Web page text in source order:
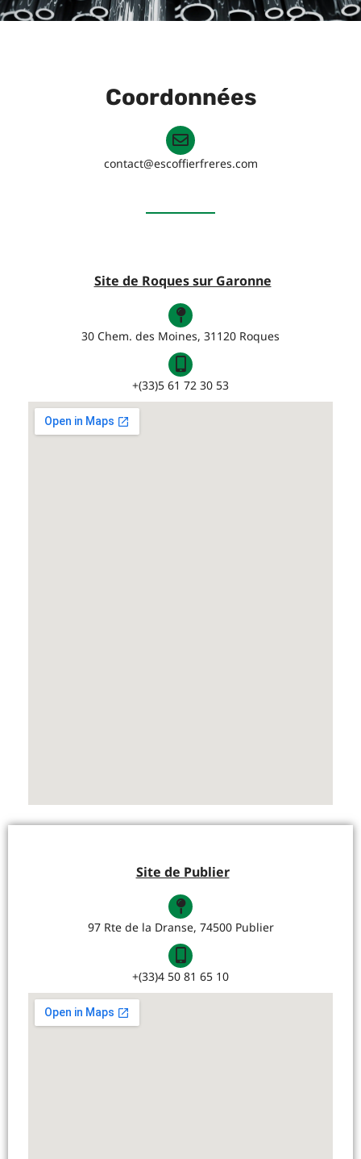
Coordonnées
contact@escoffierfreres.com
Site de Roques sur Garonne
30 Chem. des Moines, 31120 Roques
+(33)5 61 72 30 53
Site de Publier
97 Rte de la Dranse, 74500 Publier
+(33)4 50 81 65 10